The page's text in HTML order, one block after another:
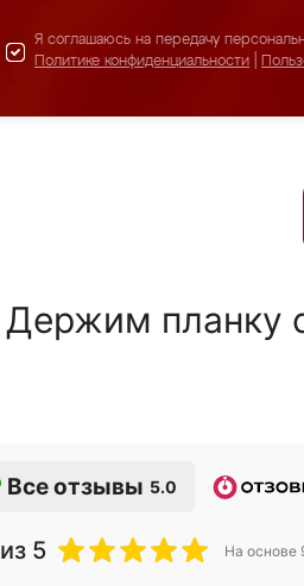
Я соглашаюсь на передачу
Политике конфиденциальности
Держим планку
Все отзывы 5.0
из 5 На основе